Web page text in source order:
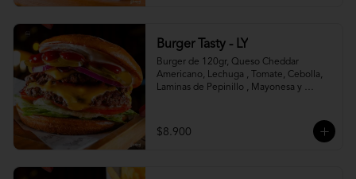
Burger Tasty - LY
Burger de 120gr, Queso Cheddar
Americano, Lechuga , Tomate, Cebolla,
Laminas de Pepinillo , Mayonesa y
$8.900